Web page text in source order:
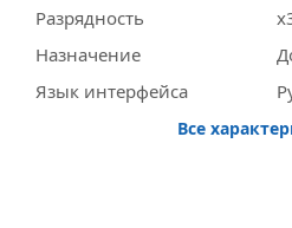
Разрядность
Назначение
Язык интерфейса
Все